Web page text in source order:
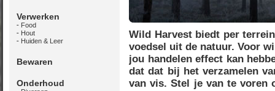
Verwerken
Food
Hout
Huiden & Leer
Bewaren
Onderhoud
Wild Harvest biedt per
voedsel uit de natuur. Voor
jou handelen effect kan
dat dat bij het verzamelen
van vis. Stel je van te voren